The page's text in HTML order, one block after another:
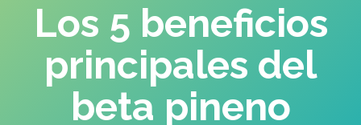
Los 5 beneficios
principales del
beta pineno